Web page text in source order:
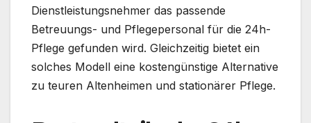
Dienstleistungsnehmer das passende
Betreuungs- und Pflegepersonal für die 24h-
Pflege gefunden wird. Gleichzeitig bietet ein
solches Modell eine kostengünstige Alternative
zu teuren Altenheimen und stationärer Pflege.